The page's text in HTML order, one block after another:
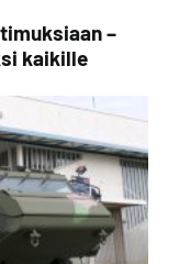
–
kaikille